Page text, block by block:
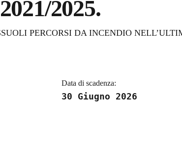
2025.
PERCORSI DA INCENDIO
Data di scadenza:
30 Giugno 2026